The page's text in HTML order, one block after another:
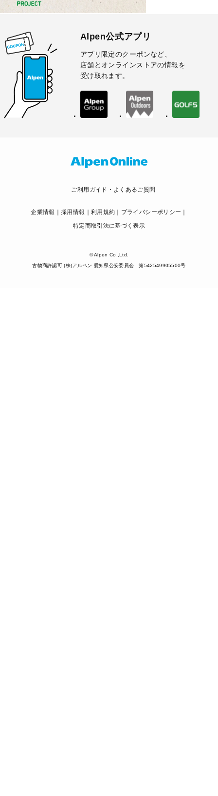
Alpen公式アプリ
アプリ限定のクーポンなど、
店舗とオンラインストアの情報を
受け取れます。
ご利用ガイド・よくあるご質問
企業情報 採用情報 利用規約
プライバシーポリシー
特定商取引法に基づく表示
© Alpen Co.,Ltd.
古物商許認可 (株)アルペン 愛知県公安委員会 第542549905500号